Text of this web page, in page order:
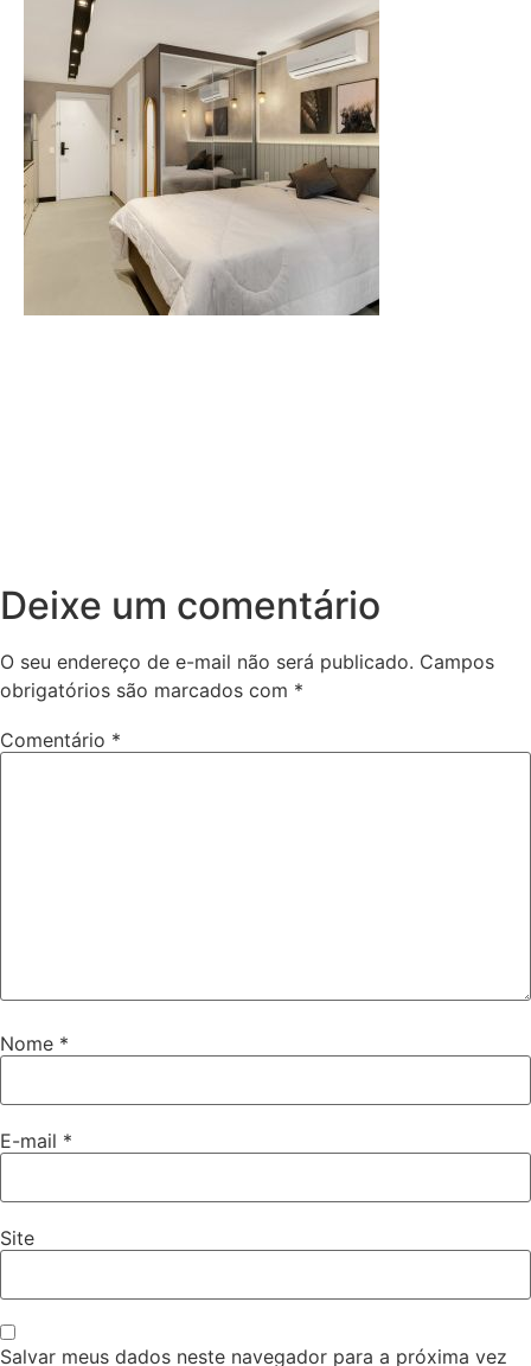
Deixe um comentário
O seu endereço de e-mail não será publicado. Campos
obrigatórios são marcados com *
Comentário *
Nome *
E-mail *
Site
Salvar meus dados neste navegador para a próxima vez